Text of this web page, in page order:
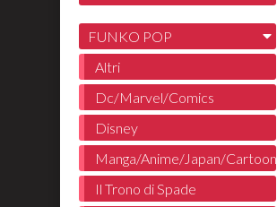
FUNKO POP
Altri
Dc/Marvel/Comics
Disney
Manga/Anime/Japan/Cartoon
Il Trono di Spade